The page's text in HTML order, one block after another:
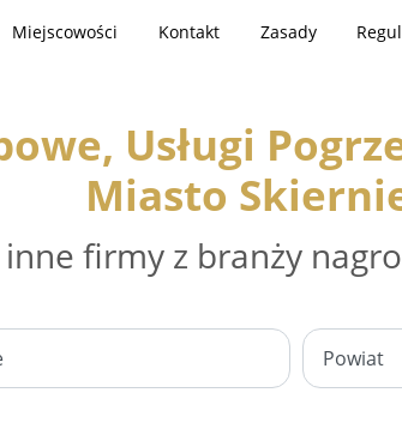
Miejscowości Kontakt Zasady
Usługi
Miasto
firmy z branży